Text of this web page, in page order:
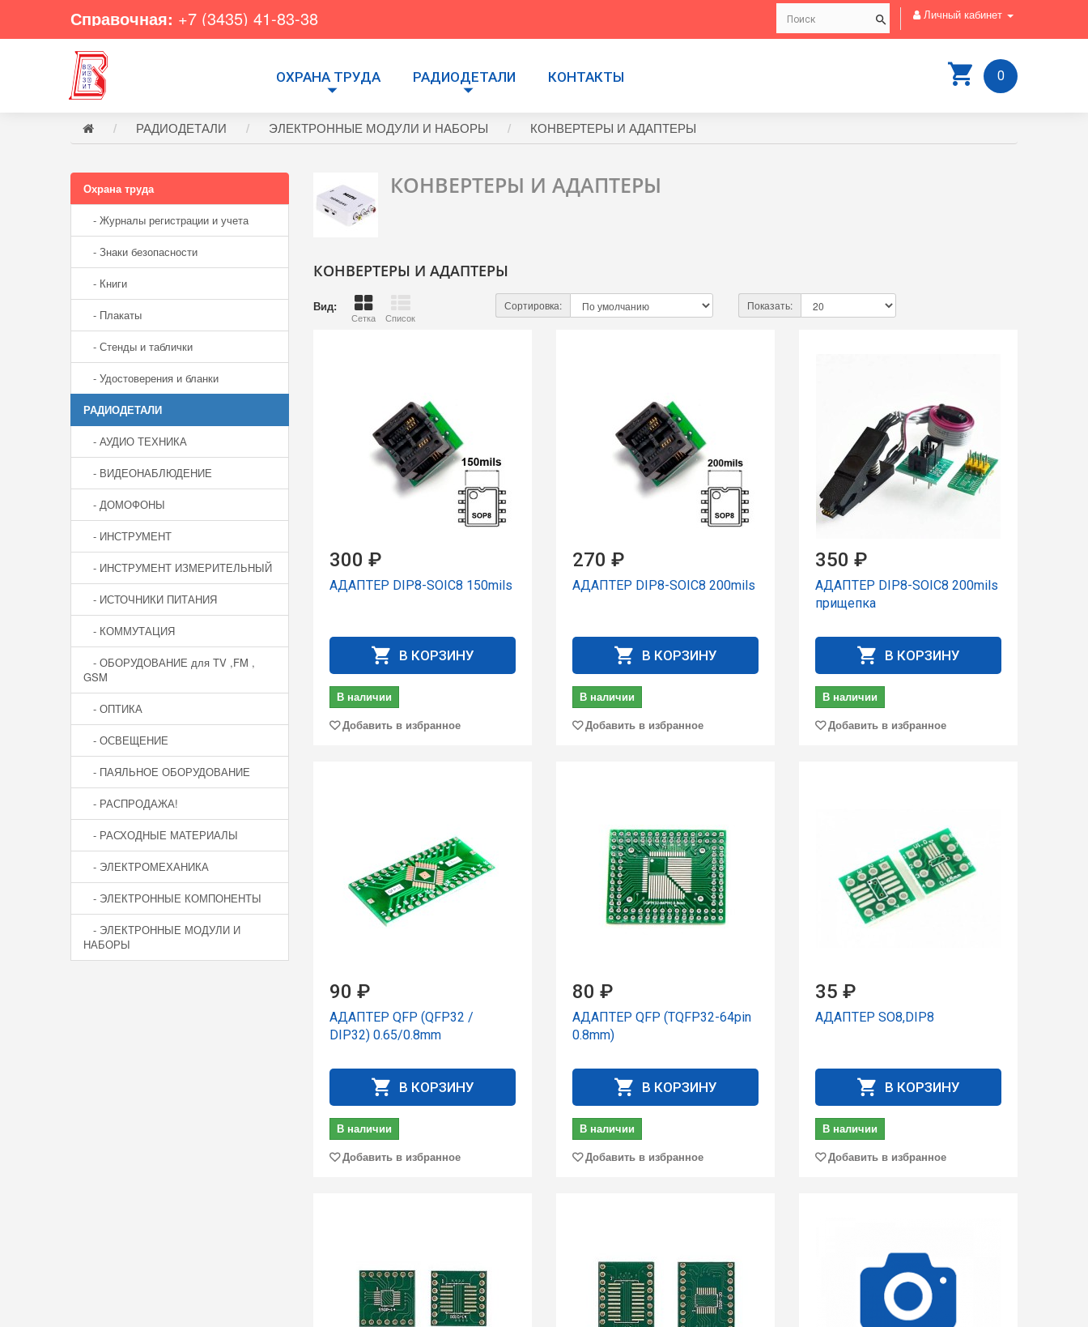
Справочная: +7 (3435) 41-83-38 Личный кабинет
0
ОХРАНА ТРУДА РАДИОДЕТАЛИ КОНТАКТЫ
РАДИОДЕТАЛИ ЭЛЕКТРОННЫЕ МОДУЛИ И НАБОРЫ КОНВЕРТЕРЫ И АДАПТЕРЫ
Охрана труда
- Журналы регистрации и учета
- Знаки безопасности
- Книги
- Плакаты
- Стенды и таблички
- Удостоверения и бланки
РАДИОДЕТАЛИ
- АУДИО ТЕХНИКА
- ВИДЕОНАБЛЮДЕНИЕ
- ДОМОФОНЫ
- ИНСТРУМЕНТ
- ИНСТРУМЕНТ ИЗМЕРИТЕЛЬНЫЙ
- ИСТОЧНИКИ ПИТАНИЯ
- КОММУТАЦИЯ
- ОБОРУДОВАНИЕ для TV ,FM ,
GSM
- ОПТИКА
- ОСВЕЩЕНИЕ
- ПАЯЛЬНОЕ ОБОРУДОВАНИЕ
- РАСПРОДАЖА!
- РАСХОДНЫЕ МАТЕРИАЛЫ
- ЭЛЕКТРОМЕХАНИКА
- ЭЛЕКТРОННЫЕ КОМПОНЕНТЫ
- ЭЛЕКТРОННЫЕ МОДУЛИ И
НАБОРЫ
КОНВЕРТЕРЫ И АДАПТЕРЫ
КОНВЕРТЕРЫ И АДАПТЕРЫ
Вид:
Сетка Список
Сортировка: Показать:
300 ₽
АДАПТЕР DIP8-SOIC8 150mils
В КОРЗИНУ
В наличии
Добавить в избранное
270 ₽
АДАПТЕР DIP8-SOIC8 200mils
В КОРЗИНУ
В наличии
Добавить в избранное
350 ₽
АДАПТЕР DIP8-SOIC8 200mils
прищепка
В КОРЗИНУ
В наличии
Добавить в избранное
90 ₽
АДАПТЕР QFP (QFP32 /
DIP32) 0.65/0.8mm
В КОРЗИНУ
В наличии
Добавить в избранное
80 ₽
АДАПТЕР QFP (TQFP32-64pin
0.8mm)
В КОРЗИНУ
В наличии
Добавить в избранное
35 ₽
АДАПТЕР SO8,DIP8
В КОРЗИНУ
В наличии
Добавить в избранное